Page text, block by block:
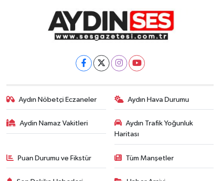
Aydın Nöbetçi Eczaneler Aydın Hava Durumu
Aydin Namaz Vakitleri
Aydın Trafik Yoğunluk
Haritası
Puan Durumu ve Fikstür Tüm Manşetler